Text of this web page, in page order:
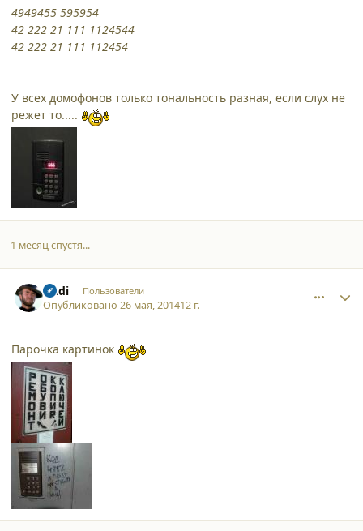
4949455 595954
42 222 21 111 1124544
42 222 21 111 112454
У всех домофонов только тональность разная, если слух не
режет то.....
1 месяц спустя...
Andi Пользователи
Опубликовано26 мая, 201412 г.
Парочка картинок